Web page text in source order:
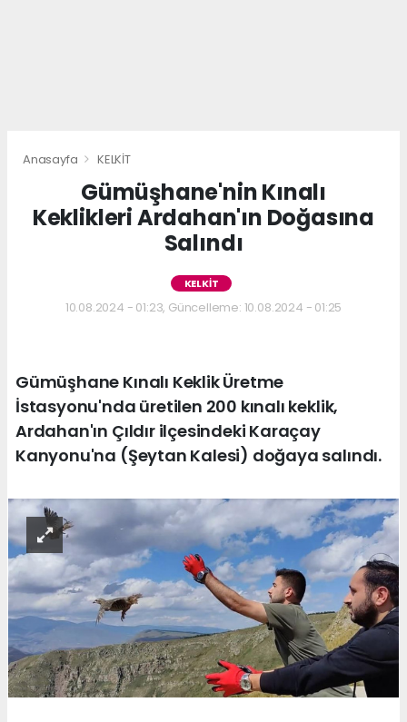
Anasayfa KELKİT
Gümüşhane'nin Kınalı
Keklikleri Ardahan'ın Doğasına
Salındı
KELKİT
10.08.2024 - 01:23, Güncelleme: 10.08.2024 - 01:25
Gümüşhane Kınalı Keklik Üretme
İstasyonu'nda üretilen 200 kınalı keklik,
Ardahan'ın Çıldır ilçesindeki Karaçay
Kanyonu'na (Şeytan Kalesi) doğaya salındı.